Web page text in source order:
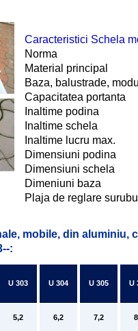
Caracteristici Schela
Material
Baza, balustrade,
Capacitatea
Inaltime
Inaltime
Inaltime
Dimensiuni
Dimensiuni
Dimeniuni
Plaja de reglare
mobile, din aluminiu,
:
U 303
5,2
U 304
6,2
U 305
7,2
U